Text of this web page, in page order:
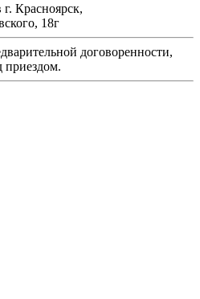
Красноярск,
18г
договоренности,
приездом.